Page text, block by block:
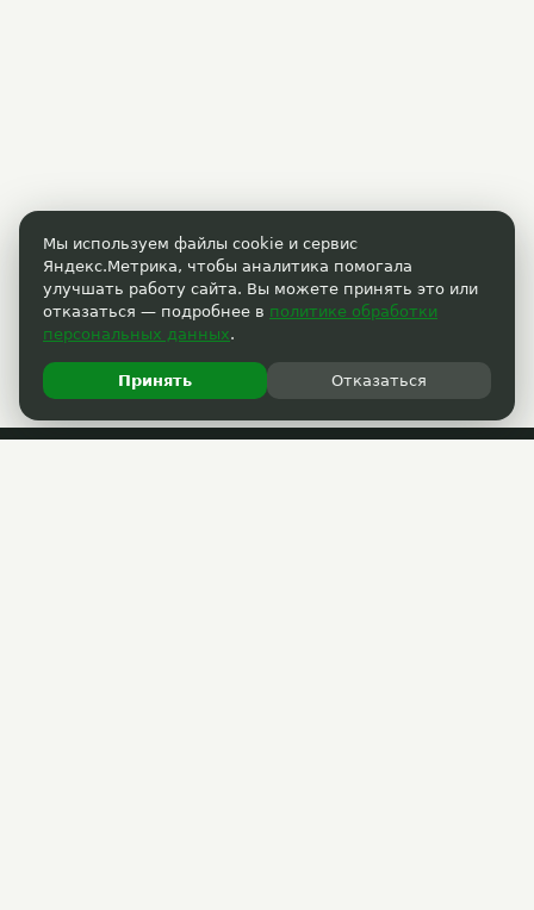
Мы используем файлы cookie и сервис
Яндекс.Метрика, чтобы аналитика помогала
улучшать работу сайта. Вы можете принять это или
отказаться — подробнее в политике обработки
персональных данных.
Принять Отказаться